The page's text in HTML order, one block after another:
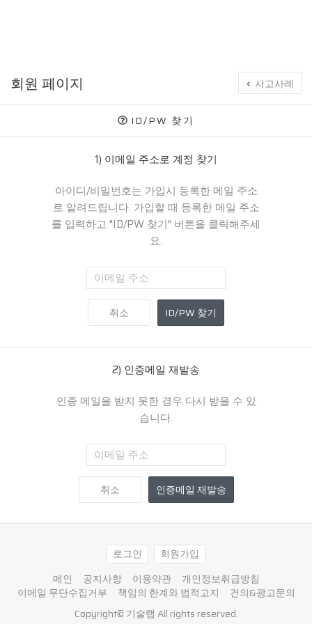
회원 페이지 사고사례
ID/PW 찾기
1) 이메일 주소로 계정 찾기
아이디/비밀번호는 가입시 등록한 메일 주소
로 알려드립니다. 가입할 때 등록한 메일 주소
를 입력하고 "ID/PW 찾기" 버튼을 클릭해주세
요.
취소 ID/PW 찾기
2) 인증메일 재발송
인증 메일을 받지 못한 경우 다시 받을 수 있
습니다.
취소 인증메일 재발송
로그인
회원가입
메인
공지사항 이용약관
개인정보취급방침
이메일 무단수집거부
책임의 한계와 법적고지
건의&광고문의
Copyright© 기술랩 All rights reserved.